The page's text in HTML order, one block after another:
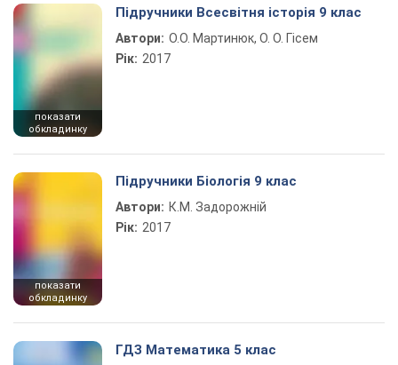
показати
обкладинку
Підручники Всесвітня історія 9 клас
Автори: О.О. Мартинюк, О. О. Гісем
Рік: 2017
показати
обкладинку
Підручники Біологія 9 клас
Автори: К.М. Задорожній
Рік: 2017
ГДЗ Математика 5 клас